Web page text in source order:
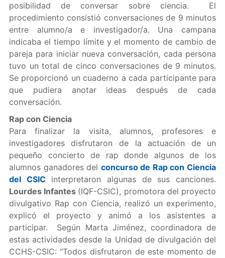
posibilidad de conversar sobre ciencia. El
procedimiento consistió conversaciones de 9 minutos
entre alumno/a e investigador/a. Una campana
indicaba el tiempo límite y el momento de cambio de
pareja para iniciar nueva conversación, cada persona
tuvo un total de cinco conversaciones de 9 minutos.
Se proporcionó un cuaderno a cada participante para
que pudiera anotar ideas después de cada
conversación.
Rap con Ciencia
Para finalizar la visita, alumnos, profesores e
investigadores disfrutaron de la actuación de un
pequeño concierto de rap donde algunos de los
alumnos ganadores del concurso de Rap con Ciencia
del CSICinterpretaron algunas de sus canciones.
Lourdes Infantes (IQF-CSIC), promotora del proyecto
divulgativo Rap con Ciencia, realizó un experimento,
explicó el proyecto y animó a los asistentes a
participar. Según Marta Jiménez, coordinadora de
estas actividades desde la Unidad de divulgación del
CCHS-CSIC: "Todos disfrutaron de este momento de